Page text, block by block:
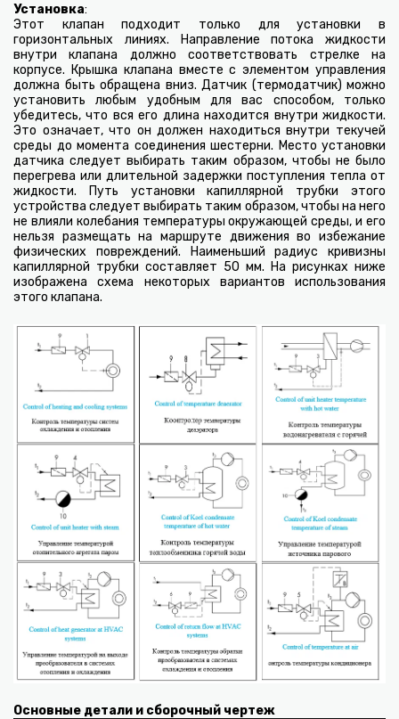
Установка:
Этот клапан подходит только для установки в
горизонтальных линиях. Направление потока жидкости
внутри клапана должно соответствовать стрелке на
корпусе. Крышка клапана вместе с элементом управления
должна быть обращена вниз. Датчик (термодатчик) можно
установить любым удобным для вас способом, только
убедитесь, что вся его длина находится внутри жидкости.
Это означает, что он должен находиться внутри текучей
среды до момента соединения шестерни. Место установки
датчика следует выбирать таким образом, чтобы не было
перегрева или длительной задержки поступления тепла от
жидкости. Путь установки капиллярной трубки этого
устройства следует выбирать таким образом, чтобы на него
не влияли колебания температуры окружающей среды, и его
нельзя размещать на маршруте движения во избежание
физических повреждений. Наименьший радиус кривизны
капиллярной трубки составляет 50 мм. На рисунках ниже
изображена схема некоторых вариантов использования
этого клапана.
Основные детали и сборочный чертеж